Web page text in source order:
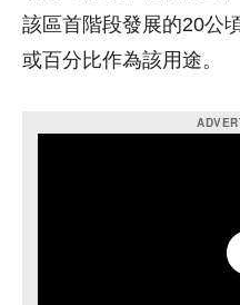
該區首階段發展的20公
或百分比作為該用途。